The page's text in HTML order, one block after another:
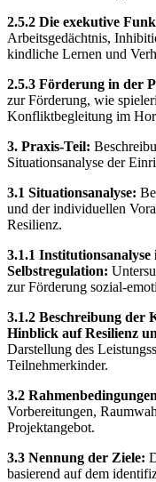
2.5.2 Die exekutive
Arbeitsgedächtnis,
kindliche Lernen und
2.5.3 Förderung in der
zur Förderung, wie
Konfliktbegleitung im
3. Praxis-Teil:
Situationsanalyse der
3.1 Situationsanalyse:
und der individuellen
Resilienz.
3.1.1
Selbstregulation:
zur Förderung sozial-
3.1.2 Beschreibung
Hinblick auf Resilienz
Darstellung des
Teilnehmerkinder.
3.2
Vorbereitungen,
Projektangebot.
3.3 Nennung der Ziele:
basierend auf dem